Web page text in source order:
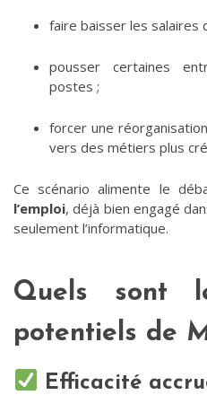
faire baisser les salaires
pousser certaines
postes ;
forcer une
vers des métiers plus
Ce scénario alimente le
l’emploi, déjà bien engagé
seulement l’informatique.
Quels sont
potentiels de
Efficacité